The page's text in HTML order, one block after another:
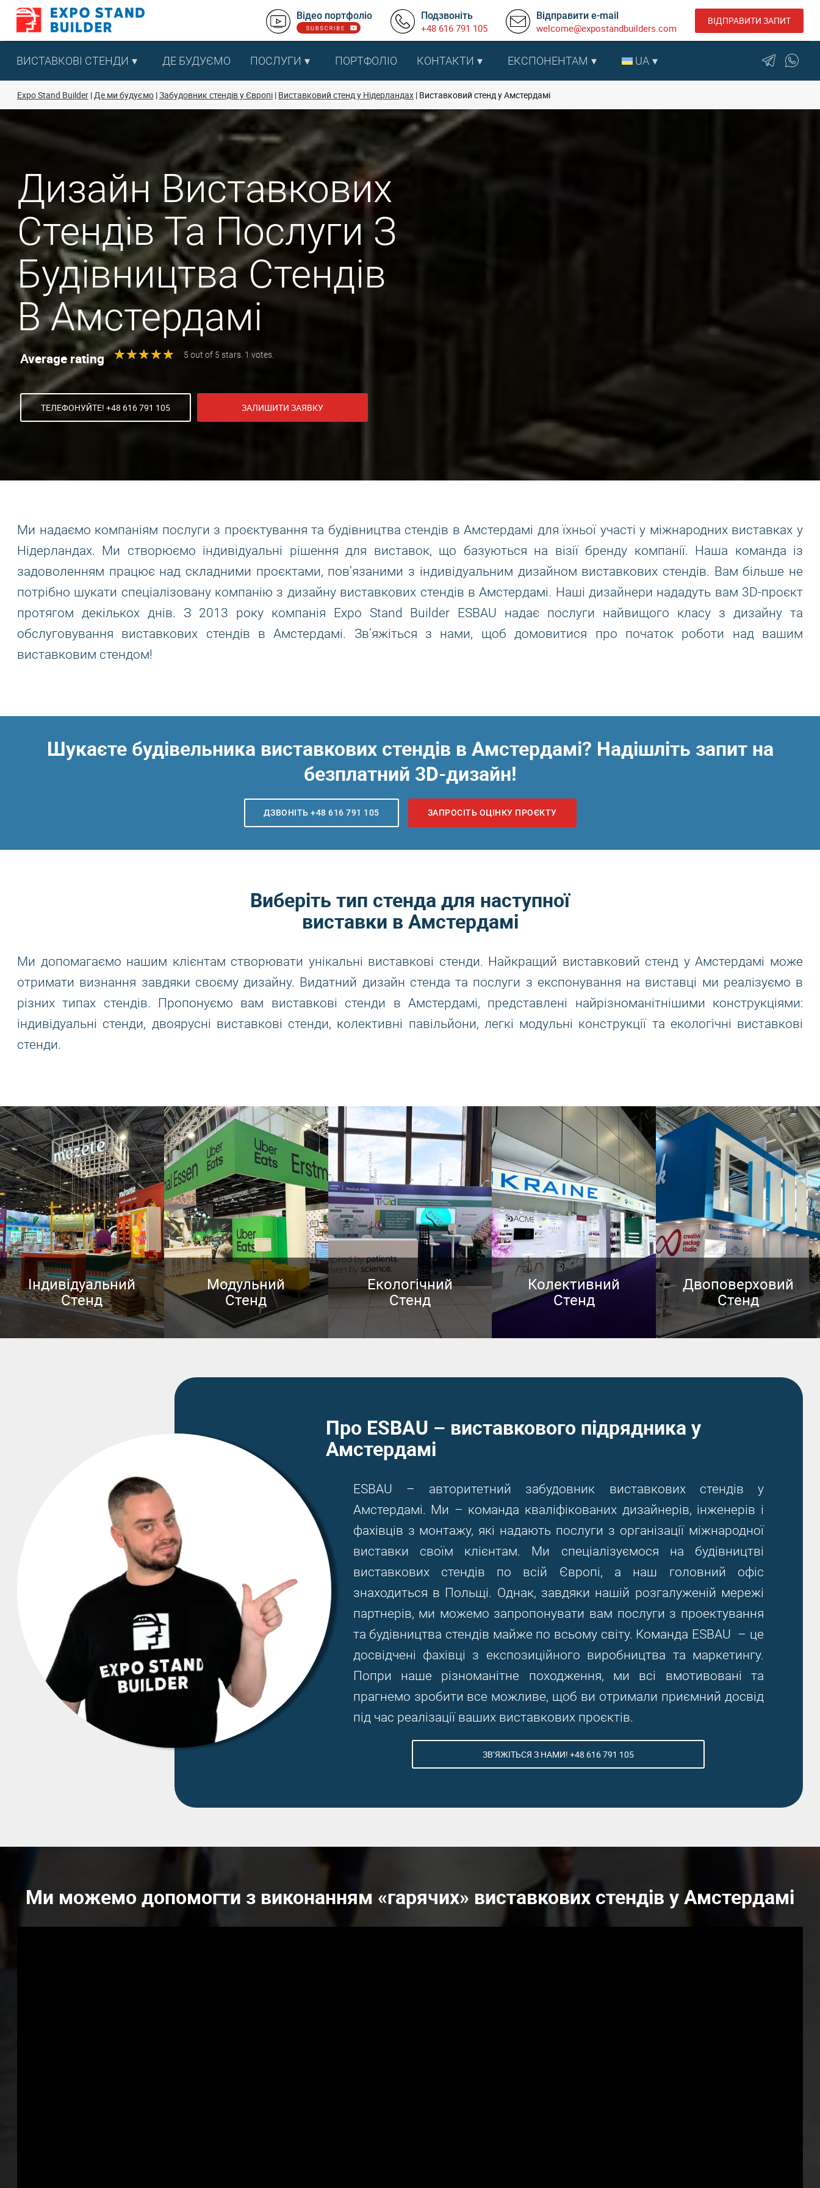
Перейти
змісту
Відео портфоліо Подзвоніть
+48 616 791 105
Відправити e-mail
welcome@expostandbuilders.com
ВІДПРАВИТИ ЗАПИТ
ВИСТАВКОВІ СТЕНДИ ДЕ БУДУЄМО ПОСЛУГИ ПОРТФОЛІО КОНТАКТИ ЕКСПОНЕНТАМ UA
Expo Stand Builder Де ми будуємо Забудовник стендів у Європі Виставковий стенд у Нідерландах Виставковий стенд у Амстердамі
Дизайн Виставкових
Стендів Та Послуги З
Будівництва Стендів
В Амстердамі
Average rating ★★★★★
★★★★★ 5 out of 5 stars. 1 votes.
ТЕЛЕФОНУЙТЕ! +48 616 791 105 ЗАЛИШИТИ ЗАЯВКУ
Ми надаємо компаніям послуги з проєктування та будівництва стендів в Амстердамі для їхньої участі у міжнародних виставках у
Нідерландах. Ми створюємо індивідуальні рішення для виставок, що базуються на візії бренду компанії. Наша команда із
задоволенням працює над складними проєктами, пов’язаними з індивідуальним дизайном виставкових стендів. Вам більше не
потрібно шукати спеціалізовану компанію з дизайну виставкових стендів в Амстердамі. Наші дизайнери нададуть вам 3D-проєкт
протягом декількох днів. З 2013 року компанія Expo Stand Builder ESBAU надає послуги найвищого класу з дизайну та
обслуговування виставкових стендів в Амстердамі. Зв’яжіться з нами, щоб домовитися про початок роботи над вашим
виставковим стендом!
Шукаєте будівельника виставкових стендів в Амстердамі? Надішліть запит на
безплатний 3D-дизайн!
ДЗВОНІТЬ +48 616 791 105 ЗАПРОСІТЬ ОЦІНКУ ПРОЄКТУ
Виберіть тип стенда для наступної
виставки в Амстердамі
Ми допомагаємо нашим клієнтам створювати унікальні виставкові стенди. Найкращий виставковий стенд у Амстердамі може
отримати визнання завдяки своєму дизайну. Видатний дизайн стенда та послуги з експонування на виставці ми реалізуємо в
різних типах стендів. Пропонуємо вам виставкові стенди в Амстердамі, представлені найрізноманітнішими конструкціями:
індивідуальні стенди, двоярусні виставкові стенди, колективні павільйони, легкі модульні конструкції та екологічні виставкові
стенди.
Індивідуальний
Стенд
Модульний
Стенд
Екологічний
Стенд
Колективний
Стенд
Двоповерховий
Стенд
Про ESBAU – виставкового підрядника у
Амстердамі
ESBAU – авторитетний забудовник виставкових стендів у
Амстердамі. Ми – команда кваліфікованих дизайнерів, інженерів і
фахівців з монтажу, які надають послуги з організації міжнародної
виставки своїм клієнтам. Ми спеціалізуємося на будівництві
виставкових стендів по всій Європі, а наш головний офіс
знаходиться в Польщі. Однак, завдяки нашій розгалуженій мережі
партнерів, ми можемо запропонувати вам послуги з проектування
та будівництва стендів майже по всьому світу. Команда ESBAU – це
досвідчені фахівці з експозиційного виробництва та маркетингу.
Попри наше різноманітне походження, ми всі вмотивовані та
прагнемо зробити все можливе, щоб ви отримали приємний досвід
під час реалізації ваших виставкових проєктів.
ЗВ’ЯЖІТЬСЯ З НАМИ! +48 616 791 105
Ми можемо допомогти з виконанням «гарячих» виставкових стендів у Амстердамі